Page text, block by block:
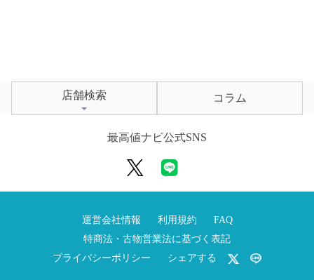
店舗検索 コラム
最高値ナビ公式SNS
運営会社情報 利用規約
FAQ
特商法・古物営業法に基づく表記
プライバシーポリシー
シェアする